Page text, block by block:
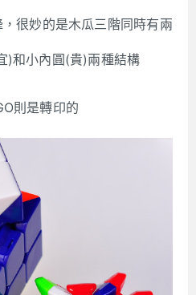
很妙的是木瓜三階同時有兩
)和小內圓(貴)兩種結構
則是轉印的